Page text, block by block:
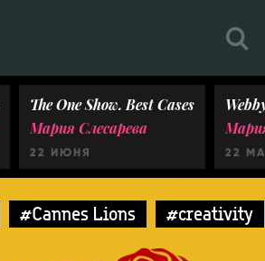
The One Show. Best Cases
Мария Слесарева
22 ИЮНЯ 22
#Cannes Lions #creativity